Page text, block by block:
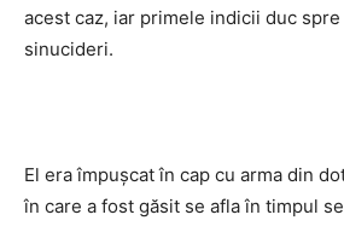
acest caz, iar primele indicii duc
sinucideri.
El era împuşcat în cap cu arma din
în care a fost găsit se afla în timpul